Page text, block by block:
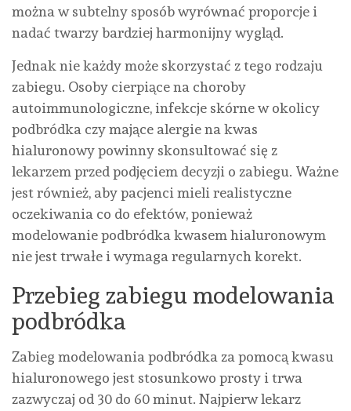
można w subtelny sposób wyrównać proporcje i
nadać twarzy bardziej harmonijny wygląd.
Jednak nie każdy może skorzystać z tego rodzaju
zabiegu. Osoby cierpiące na choroby
autoimmunologiczne, infekcje skórne w okolicy
podbródka czy mające alergie na kwas
hialuronowy powinny skonsultować się z
lekarzem przed podjęciem decyzji o zabiegu. Ważne
jest również, aby pacjenci mieli realistyczne
oczekiwania co do efektów, ponieważ
modelowanie podbródka kwasem hialuronowym
nie jest trwałe i wymaga regularnych korekt.
Przebieg zabiegu modelowania
podbródka
Zabieg modelowania podbródka za pomocą kwasu
hialuronowego jest stosunkowo prosty i trwa
zazwyczaj od 30 do 60 minut. Najpierw lekarz